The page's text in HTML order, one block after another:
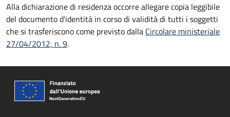
Alla dichiarazione di residenza occorre allegare copia leggibile
del documento d'identità in corso di validità di tutti i soggetti
che si trasferiscono come previsto dalla Circolare ministeriale
27/04/2012, n. 9.